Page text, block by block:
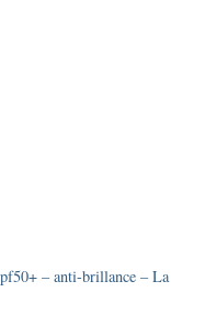
– anti-brillance – La